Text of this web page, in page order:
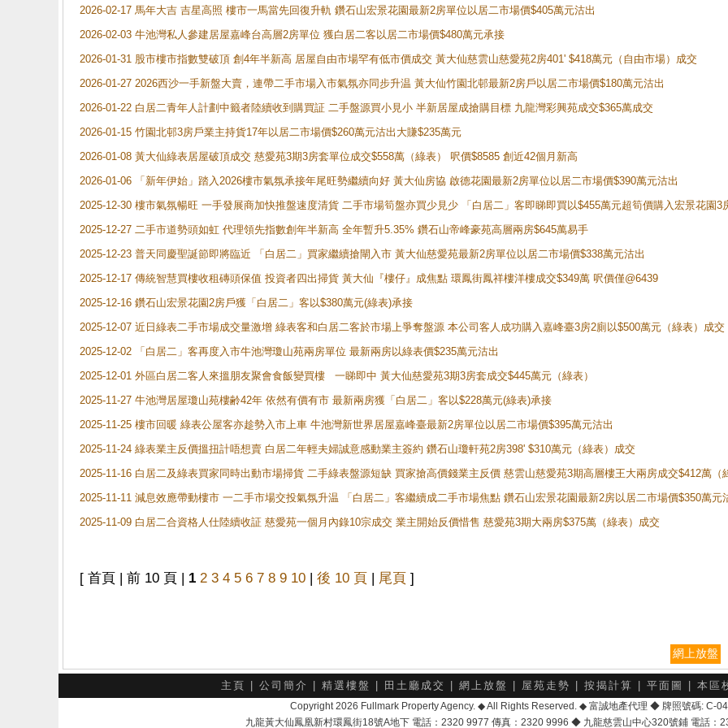
2026-02-17 馬年大吉 吉星高照 樓市一馬當先回復升軌 鑽石山宏景花園最新2房單位以居二市場價$405萬元沽出
2026-02-03 牛池灣私人參建居屋嘉峰台高層2房單位 獲白居二客以居二市場價$480萬元承接
2026-01-31 股市樓市指數雙破頂 創4年半新高 居屋自由市場罕有低市價成交 黃大仙慈雲山慈愛苑2房401' $418萬元（自由市場）成交
2026-01-27 2026西沙一手新盤大賣，連帶二手市場入市氣氛亦同步升温 黃大仙竹園北邨最新2房戶以居二市場價$180萬元沽出
2026-01-22 白居二青年人計劃中籤者陸續收到購買証 二手盤源買小見小 半新居屋成搶購目標 九龍灣彩興苑成交$365萬成交
2026-01-15 竹園北邨3房戶業主持貨17年以居二市場價$260萬元沽出大賺$235萬元
2026-01-08 黃大仙綠表居屋破頂成交 慈愛苑3期3房套單位成交$558萬（綠表） 呎價$8585 創近42個月新高
2026-01-06 「新年伊始」踏入2026樓市氣氛承接年尾旺勢繼續向好 黃大仙房協 啟德花園最新2房單位以居二市場價$390萬元沽出
2025-12-30 樓市氣氛暢旺 一手發展商加快推盤速度清貨 二手市場筍盤亦買少見少 「白居二」客即睇即買以$455萬元超筍價購入宏景花園3
2025-12-27 二手市道勢頭如虹 代理領先指數創年半新高 全年暫升5.35% 鑽石山帝峰豪苑高層兩房$645萬易手
2025-12-23 普天同慶聖誕節即將臨近 「白居二」買家繼續搶閘入市 黃大仙慈愛苑最新2房單位以居二市場價$338萬元沽出
2025-12-17 傳統智慧買樓收租磚頭保值 投資者四出掃貨 黃大仙『樓仔』成焦點 環鳳街鳳祥樓洋樓成交$349萬 呎價僅@6439
2025-12-16 鑽石山宏景花園2房戶獲「白居二」客以$380萬元(綠表)承接
2025-12-07 近日綠表二手市場成交量激增 綠表客和白居二客於市場上爭奪盤源 本公司客人成功購入嘉峰臺3房2廁以$500萬元（綠表）成交
2025-12-02 「白居二」客再度入市牛池灣瓊山苑兩房單位 最新兩房以綠表價$235萬元沽出
2025-12-01 外區白居二客人來搵朋友聚會食飯變買樓 一睇即中 黃大仙慈愛苑3期3房套成交$445萬元（綠表）
2025-11-27 牛池灣居屋瓊山苑樓齢42年 依然有價有市 最新兩房獲「白居二」客以$228萬元(綠表)承接
2025-11-25 樓市回暖 綠表公屋客亦趁勢入市上車 牛池灣新世界居屋嘉峰臺最新2房單位以居二市場價$395萬元沽出
2025-11-24 綠表業主反價搵扭計唔想賣 白居二年輕夫婦誠意感動業主簽約 鑽石山瓊軒苑2房398' $310萬元（綠表）成交
2025-11-16 白居二及綠表買家同時出動市場掃貨 二手綠表盤源短缺 買家搶高價錢業主反價 慈雲山慈愛苑3期高層樓王大兩房成交$412萬（
2025-11-11 減息效應帶動樓市 一二手市場交投氣氛升温 「白居二」客繼續成二手市場焦點 鑽石山宏景花園最新2房以居二市場價$350萬元
2025-11-09 白居二合資格人仕陸續收証 慈愛苑一個月內錄10宗成交 業主開始反價惜售 慈愛苑3期大兩房$375萬（綠表）成交
[ 首頁 | 前 10 頁 | 1 2 3 4 5 6 7 8 9 10 | 後 10 頁 | 尾頁 ]
網上放盤
主頁 公司簡介 精選樓盤 田土廳成交 網上放盤 屋苑走勢 按揭計算 平面圖 本區
Copyright 2026 Fullmark Property Agency. ◆ All Rights Reserved. ◆ 富誠地產代理 ◆ 牌照號碼: C-
九龍黃大仙鳳凰新村環鳳街18號A地下 電話：2320 9977 傳真：2320 9996 ◆ 九龍慈雲山中心320號鋪 電話：